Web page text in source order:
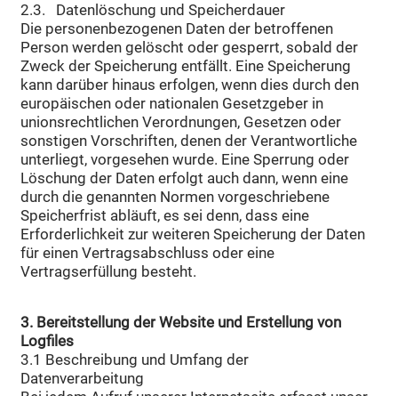
2.3. Datenlöschung und Speicherdauer
Die personenbezogenen Daten der betroffenen
Person werden gelöscht oder gesperrt, sobald der
Zweck der Speicherung entfällt. Eine Speicherung
kann darüber hinaus erfolgen, wenn dies durch den
europäischen oder nationalen Gesetzgeber in
unionsrechtlichen Verordnungen, Gesetzen oder
sonstigen Vorschriften, denen der Verantwortliche
unterliegt, vorgesehen wurde. Eine Sperrung oder
Löschung der Daten erfolgt auch dann, wenn eine
durch die genannten Normen vorgeschriebene
Speicherfrist abläuft, es sei denn, dass eine
Erforderlichkeit zur weiteren Speicherung der Daten
für einen Vertragsabschluss oder eine
Vertragserfüllung besteht.
3. Bereitstellung der Website und Erstellung von
Logfiles
3.1 Beschreibung und Umfang der
Datenverarbeitung